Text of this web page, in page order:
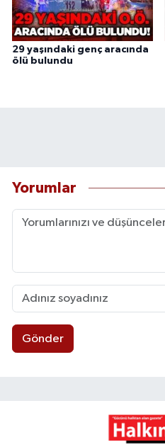
29 yaşındaki genç aracında
ölü bulundu
Yorumlar
Gönder